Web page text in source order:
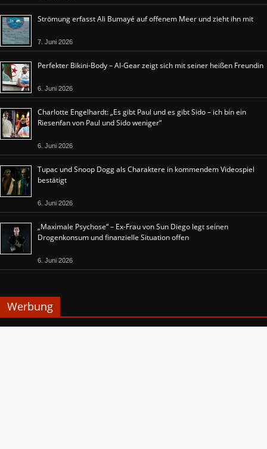
Strömung erfasst Ali Bumayé auf offenem Meer und zieht ihn mit
7. Juni 2026
Perfekter Bikini-Body – Al-Gear zeigt sich mit seiner heißen Freundin
6. Juni 2026
Charlotte Engelhardt: „Es gibt Paul und es gibt Sido – ich bin ein
Riesenfan von Paul und Sido weniger“
6. Juni 2026
Tupac und Snoop Dogg als Charaktere in kommendem Videospiel
bestätigt
6. Juni 2026
„Maximale Psychose“ – Ex-Frau von Sun Diego legt seinen
Drogenkonsum und finanzielle Situation offen
6. Juni 2026
Werbung